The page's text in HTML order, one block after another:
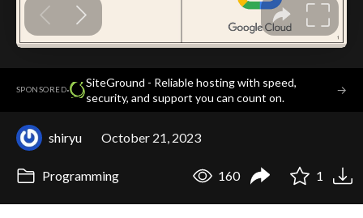
SPONSORED·
SiteGround - Reliable hosting with speed,
security, and support you can count on.
→
shiryu October 21, 2023
Programming 160 1